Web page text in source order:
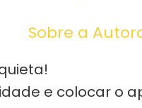
Sobre a
e colocar o